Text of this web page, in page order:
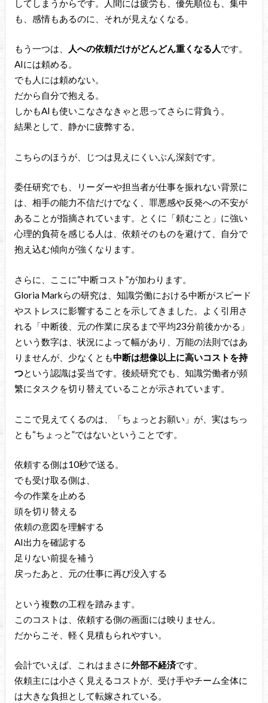
してしまうからです。人間には疲労も、優先順位も、集中
も、感情もあるのに、それが見えなくなる。
もう一つは、 人への依頼だけがどんどん重くなる人です。
AIには頼める。
でも人には頼めない。
だから自分で抱える。
しかもAIも使いこなさなきゃと思ってさらに背負う。
結果として、静かに疲弊する。
こちらのほうが、じつは見えにくいぶん深刻です。
委任研究でも、リーダーや担当者が仕事を振れない背景に
は、相手の能力不信だけでなく、罪悪感や反発への不安が
あることが指摘されています。とくに「頼むこと」に強い
心理的負荷を感じる人は、依頼そのものを避けて、自分で
抱え込む傾向が強くなります。
さらに、ここに“中断コスト”が加わります。
Gloria Markらの研究は、知識労働における中断がスピード
やストレスに影響することを示してきました。よく引用さ
れる「中断後、元の作業に戻るまで平均23分前後かかる」
という数字は、状況によって幅があり、万能の法則ではあ
りませんが、少なくとも中断は想像以上に高いコストを持
つという認識は妥当です。後続研究でも、知識労働者が頻
繁にタスクを切り替えていることが示されています。
ここで見えてくるのは、「ちょっとお願い」が、実はちっ
とも“ちょっと”ではないということです。
依頼する側は10秒で送る。
でも受け取る側は、
今の作業を止める
頭を切り替える
依頼の意図を理解する
AI出力を確認する
足りない前提を補う
戻ったあと、元の仕事に再び没入する
という複数の工程を踏みます。
このコストは、依頼する側の画面には映りません。
だからこそ、軽く見積もられやすい。
会計でいえば、これはまさに外部不経済です。
依頼主には小さく見えるコストが、受け手やチーム全体に
は大きな負担として転嫁されている。